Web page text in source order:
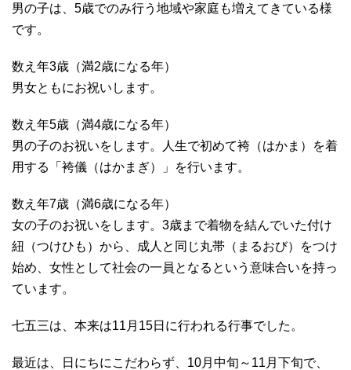
男の子は、5歳でのみ行う地域や家庭も増えてきている様
です。
数え年3歳（満2歳になる年）
男女ともにお祝いします。
数え年5歳（満4歳になる年）
男の子のお祝いをします。人生で初めて袴（はかま）を着
用する「袴儀（はかまぎ）」を行います。
数え年7歳（満6歳になる年）
女の子のお祝いをします。3歳まで着物を結んでいた付け
紐（つけひも）から、成人と同じ丸帯（まるおび）をつけ
始め、女性として社会の一員となるという意味合いを持っ
ています。
七五三は、本来は11月15日に行われる行事でした。
最近は、日にちにこだわらず、10月中旬～11月下旬で、